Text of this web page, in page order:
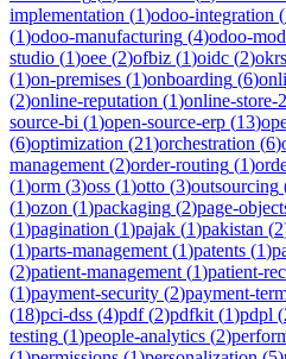
implementation (1)odoo-integration (
(1)odoo-manufacturing (4)odoo-
studio (1)oee (2)ofbiz (1)oidc (2)okrs
(1)on-premises (1)onboarding (6)
(2)online-reputation (1)online-store-
source-bi (1)open-source-erp (13)
(6)optimization (21)orchestration (6)
management (2)order-routing (1)
(1)orm (3)oss (1)otto (3)outsourcing
(1)ozon (1)packaging (2)page-
(1)pagination (1)pajak (1)pakistan (2
(1)parts-management (1)patents (1)
(2)patient-management (1)patient-
(1)payment-security (2)payment-
(18)pci-dss (4)pdf(2)pdfkit (1)pdpl (
testing (1)people-analytics (2)